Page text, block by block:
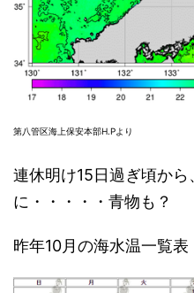
第八管区海上保安本部H.Pより
連休明け15日過ぎ頃か
に・・・・・青物も？
昨年10月の海水温一覧表